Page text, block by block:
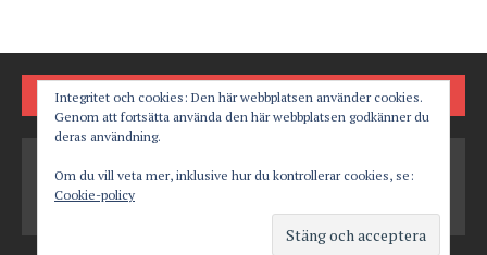
FÖLJ OSS PÅ
Integritet och cookies: Den här webbplatsen använder cookies.
Genom att fortsätta använda den här webbplatsen godkänner du
deras användning.
Om du vill veta mer, inklusive hur du kontrollerar cookies, se:
Cookie-policy